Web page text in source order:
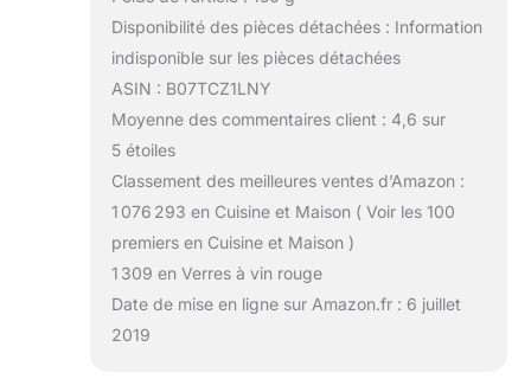
Disponibilité des pièces détachées : Information
indisponible sur les pièces détachées
ASIN : B07TCZ1LNY
Moyenne des commentaires client : 4,6 sur
5 étoiles
Classement des meilleures ventes d’Amazon :
1 076 293 en Cuisine et Maison ( Voir les 100
premiers en Cuisine et Maison )
1 309 en Verres à vin rouge
Date de mise en ligne sur Amazon.fr : 6 juillet
2019